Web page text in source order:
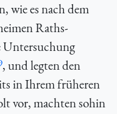
wie es nach dem
Raths-
Untersuchung
, und legten den
in Ihrem früheren
vor, machten sohin